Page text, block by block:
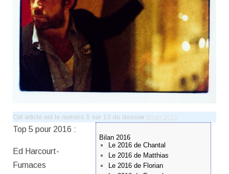
Cet article est le numéro 5 sur 13 du dossier Bilan 2016
Bilan 2016
Le 2016 de Chantal
Le 2016 de Matthias
Le 2016 de Florian
Top 5 pour 2016 :
Ed Harcourt-
Furnaces